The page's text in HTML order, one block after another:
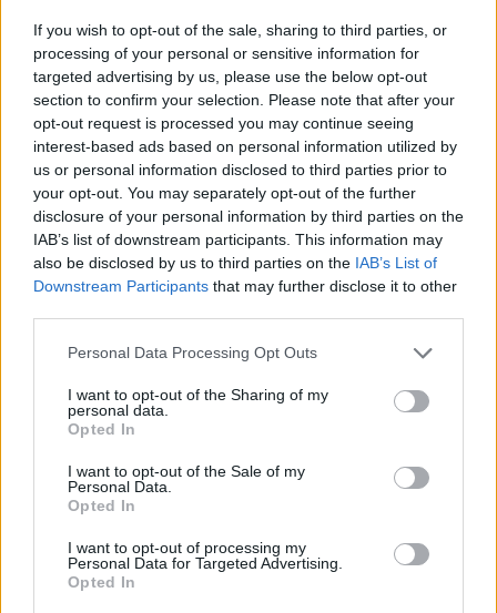
If you wish to opt-out of the sale, sharing to third parties, or
processing of your personal or sensitive information for
targeted advertising by us, please use the below opt-out
section to confirm your selection. Please note that after your
opt-out request is processed you may continue seeing
interest-based ads based on personal information utilized by
us or personal information disclosed to third parties prior to
your opt-out. You may separately opt-out of the further
disclosure of your personal information by third parties on the
IAB’s list of downstream participants. This information may
also be disclosed by us to third parties on the IAB’s List of
Downstream Participants that may further disclose it to other
Please note that this website/app uses one or more Google
not limited to your visit or usage behaviour. You may click to
grant or deny consent to Google and its third-party tags to
use your data for below specified purposes in below Google
consent section.
Personal Data Processing Opt Outs
I want to opt-out of the Sharing of my
personal data.
Opted In
I want to opt-out of the Sale of my
Personal Data.
Opted In
I want to opt-out of processing my
Personal Data for Targeted Advertising.
Opted In
A díszlet a darab egyik erőssége szerintem,
egyszerre minimalista (két szürke fal) és kreatív
(viccesen váltogatják a jeleneteket az ablakokban), a
másik pedig a fordítás. Varró Daninak a Maszat-
hegy óta hasít a népszerűsége, és most is ügyesen
megoldotta azt a nem könnyű feladatot, hogy úgy
ültesse át Shakespeare-t, hogy megmaradjon a
szöveg eredeti eleganciája, a vicces részeken ne azért
nevessek, mert Shakespeare és mert színházban illik,
hanem mert tényleg viccesek, ugyanakkor
gördülékeny legyen és ne hasson erőltetettnek a
szöveg modernizálása.